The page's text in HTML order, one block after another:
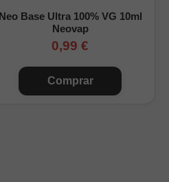
Neo Base Ultra 100% VG 10ml
Neovap
0,99 €
Comprar